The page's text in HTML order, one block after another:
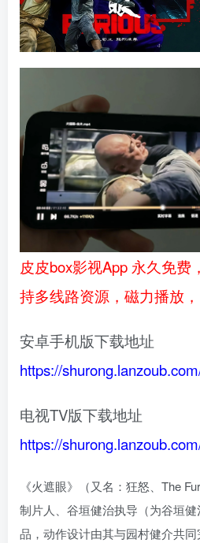
皮皮box影视App 永久免费
持多线路资源，磁力播放，
安卓手机版下载地址
https://
电视TV版下载地址
https://
《火遮眼》（又名：狂怒、The
制片人、谷垣健治执导（为谷垣
品，动作设计由其与园村健介共